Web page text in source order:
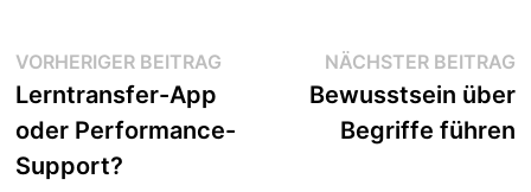
Beitragsnavigation
VORHERIGER BEITRAG Vorheriger
Lerntransfer-App
oder Performance-
Support?
NÄCHSTER BEITRAG
Bewusstsein über
Begriffe führen